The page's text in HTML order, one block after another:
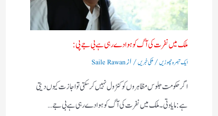
ملک میں نفرت کی آگ کو ہوا دے رہی ہے بی جے پی:
ایک تبصرہ چھوڑیں/ملکی خبریں/ ازSaile Rawan
اگر حکومت جلوس مظاہروں کو کنٹرول نہیں کرسکتی تو اجازت کیوں دیتی
ہے:مایاوتی۔ ملک میں نفرت کی آگ کو ہوا دے رہی ہے بی جے…